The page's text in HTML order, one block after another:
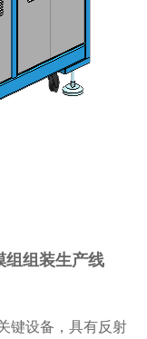
组组装生产线
键设备，具有反射